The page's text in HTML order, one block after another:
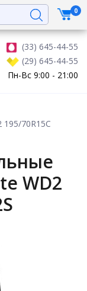
(33) 645-44-55
(29) 645-44-55
Пн-Вс 9:00 - 21:00
0
70R15C
WD2